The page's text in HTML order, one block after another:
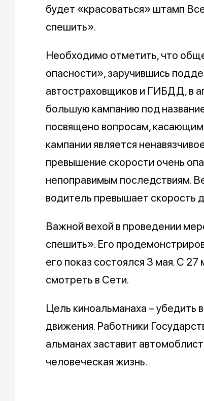
будет «красоваться» штамп
спешить».
Необходимо отметить, что
опасности», заручившись
автостраховщиков и ГИБДД, в
большую кампанию под
посвящено вопросам,
кампании является
превышение скорости очень
непоправимым последствиям.
водитель превышает скорость
Важной вехой в проведении
спешить». Его
его показ состоялся 3 мая. С
смотреть в Сети.
Цель киноальманаха – убедить
движения. Работники
альманах заставит
человеческая жизнь.